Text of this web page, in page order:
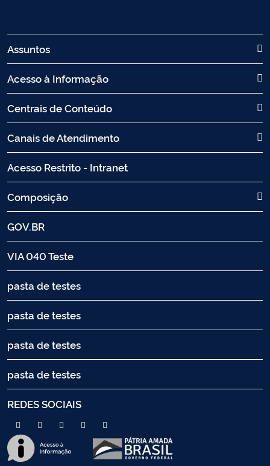
Assuntos
Acesso à Informação
Centrais de Conteúdo
Canais de Atendimento
Acesso Restrito - Intranet
Composição
GOV.BR
VIA 040 Teste
pasta de testes
pasta de testes
pasta de testes
pasta de testes
REDES SOCIAIS